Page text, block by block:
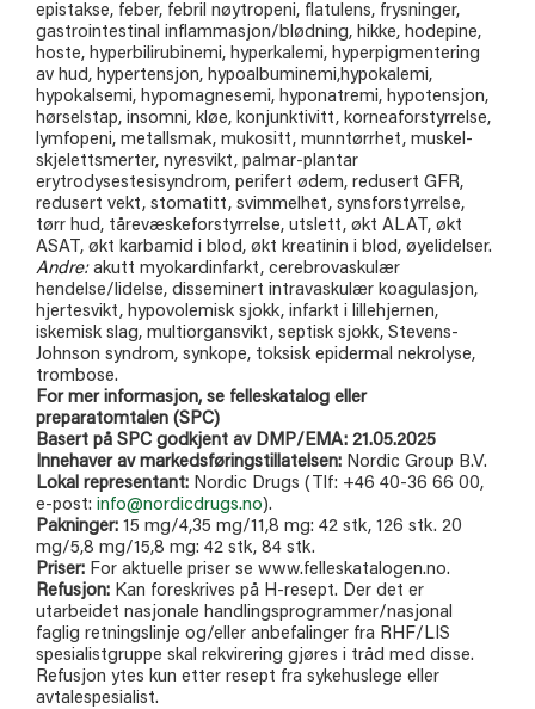
epistakse, feber, febril nøytropeni, flatulens, frysninger,
gastrointestinal inflammasjon/blødning, hikke, hodepine,
hoste, hyperbilirubinemi, hyperkalemi, hyperpigmentering
av hud, hypertensjon, hypoalbuminemi,hypokalemi,
hypokalsemi, hypomagnesemi, hyponatremi, hypotensjon,
hørselstap, insomni, kløe, konjunktivitt, korneaforstyrrelse,
lymfopeni, metallsmak, mukositt, munntørrhet, muskel-
skjelettsmerter, nyresvikt, palmar-plantar
erytrodysestesisyndrom, perifert ødem, redusert GFR,
redusert vekt, stomatitt, svimmelhet, synsforstyrrelse,
tørr hud, tårevæskeforstyrrelse, utslett, økt ALAT, økt
ASAT, økt karbamid i blod, økt kreatinin i blod, øyelidelser.
Andre:akutt myokardinfarkt, cerebrovaskulær
hendelse/lidelse, disseminert intravaskulær koagulasjon,
hjertesvikt, hypovolemisk sjokk, infarkt i lillehjernen,
iskemisk slag, multiorgansvikt, septisk sjokk, Stevens-
Johnson syndrom, synkope, toksisk epidermal nekrolyse,
trombose.
For mer informasjon, se felleskatalog eller
preparatomtalen (SPC)
Basert på SPC godkjent av DMP/EMA: 21.05.2025
Innehaver av markedsføringstillatelsen: Nordic Group B.V.
Lokal representant: Nordic Drugs (Tlf: +46 40-36 66 00,
e-post:info@nordicdrugs.no).
Pakninger: 15 mg/4,35 mg/11,8 mg: 42 stk, 126 stk. 20
mg/5,8 mg/15,8 mg: 42 stk, 84 stk.
Priser: For aktuelle priser se www.felleskatalogen.no.
Refusjon: Kan foreskrives på H‑resept. Der det er
utarbeidet nasjonale handlingsprogrammer/nasjonal
faglig retningslinje og/eller anbefalinger fra RHF/LIS
spesialistgruppe skal rekvirering gjøres i tråd med disse.
Refusjon ytes kun etter resept fra sykehuslege eller
avtalespesialist.